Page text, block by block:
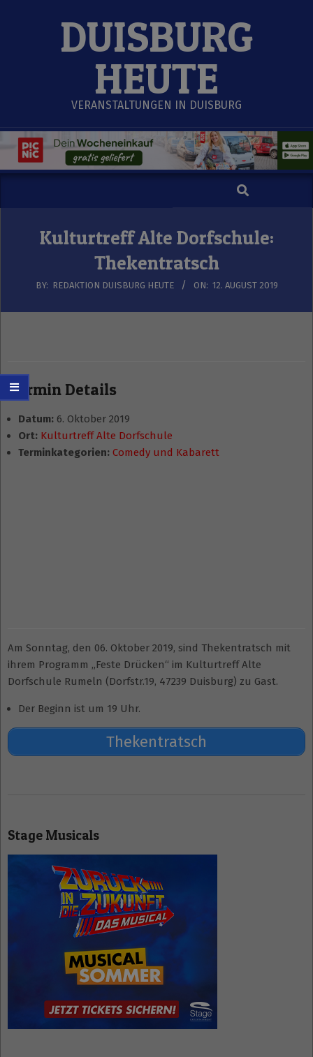
DUISBURG
HEUTE
VERANSTALTUNGEN IN DUISBURG
Search
Kulturtreff Alte Dorfschule:
Thekentratsch
BY: REDAKTION DUISBURG HEUTE ON: 12. AUGUST 2019
Termin Details
Datum: 6. Oktober 2019
Ort: Kulturtreff Alte Dorfschule
Terminkategorien: Comedy und Kabarett
Am Sonntag, den 06. Oktober 2019, sind Thekentratsch mit
ihrem Programm „Feste Drücken“ im Kulturtreff Alte
Dorfschule Rumeln (Dorfstr.19, 47239 Duisburg) zu Gast.
Der Beginn ist um 19 Uhr.
Thekentratsch
12
Stage Musicals